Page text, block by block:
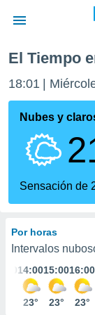
de
por
que se
calidad.
a este
las
y
forma
digital
basada
El Tiempo
18:01
Nubes y
Sensación de
Por horas
Intervalos
14:00
23°
15:00
23°
16:00
23°